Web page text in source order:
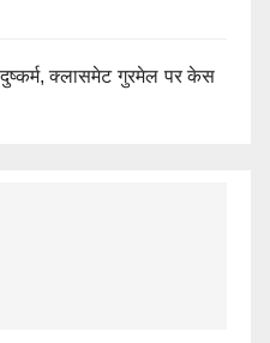
क्लासमेट गुरमेल पर केस